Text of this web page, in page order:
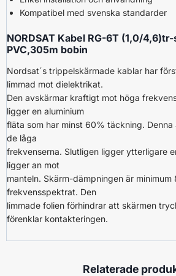
Kompatibel med svenska standarder
NORDSAT Kabel RG-6T (1,0/
PVC,305m bobin
Nordsat´s trippelskärmade kablar har
limmad mot dielektrikat.
Den avskärmar kraftigt mot höga
ligger en aluminium
fläta som har minst 60% täckning.
de låga
frekvenserna. Slutligen ligger ytterligare
ligger an mot
manteln. Skärm-dämpningen är minimum
frekvensspektrat. Den
limmade folien förhindrar att skärmen
förenklar kontakteringen.
Relaterade